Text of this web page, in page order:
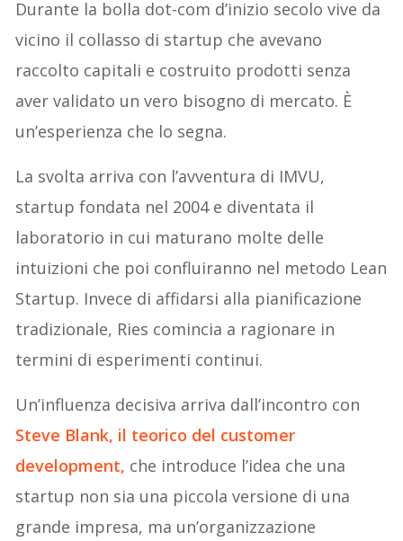
Durante la bolla dot-com d’inizio secolo vive da
vicino il collasso di startup che avevano
raccolto capitali e costruito prodotti senza
aver validato un vero bisogno di mercato. È
un’esperienza che lo segna.
La svolta arriva con l’avventura di IMVU,
startup fondata nel 2004 e diventata il
laboratorio in cui maturano molte delle
intuizioni che poi confluiranno nel metodo Lean
Startup. Invece di affidarsi alla pianificazione
tradizionale, Ries comincia a ragionare in
termini di esperimenti continui.
Un’influenza decisiva arriva dall’incontro con
Steve Blank, il teorico del customer
development, che introduce l’idea che una
startup non sia una piccola versione di una
grande impresa, ma un’organizzazione